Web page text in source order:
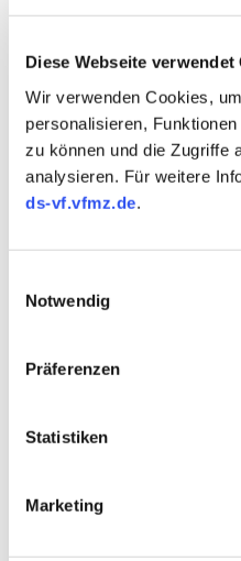
Diese Webseite verwendet
Wir verwenden Cookies,
personalisieren,
zu können und die Zugriffe
analysieren. Für weitere
ds-vf.vfmz.de.
Notwendig
Präferenzen
Statistiken
Marketing